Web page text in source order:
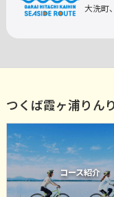
大洗町
つくば霞ヶ浦りん
コース紹介